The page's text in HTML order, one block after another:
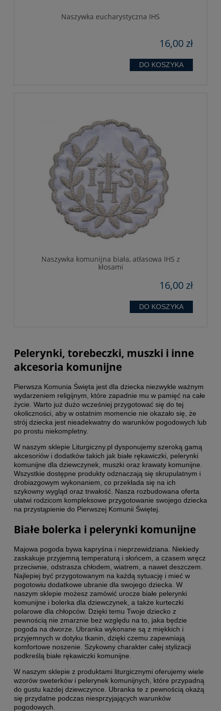
Naszywka eucharystyczna IHS
16,00 zł
DO KOSZYKA
Naszywka komunijna biała, atłasowa IHS z
kłosami
16,00 zł
DO KOSZYKA
Pelerynki, torebeczki, muszki i inne
akcesoria komunijne
Pierwsza Komunia Święta jest dla dziecka niezwykle ważnym
wydarzeniem religijnym, które zapadnie mu w pamięć na całe
życie. Warto już dużo wcześniej przygotować się do tej
okoliczności, aby w ostatnim momencie nie okazało się, że
strój dziecka jest nieadekwatny do warunków pogodowych lub
po prostu niekompletny.
W naszym sklepie Liturgiczny.pl dysponujemy szeroką gamą
akcesoriów i dodatków takich jak białe rękawiczki, pelerynki
komunijne dla dziewczynek, muszki oraz krawaty komunijne.
Wszystkie dostępne produkty odznaczają się skrupulatnym i
drobiazgowym wykonaniem, co przekłada się na ich
szykowny wygląd oraz trwałość. Nasza rozbudowana oferta
ułatwi rodzicom kompleksowe przygotowanie swojego dziecka
na przystąpienie do Pierwszej Komunii Świętej.
Białe bolerka i pelerynki komunijne
Majowa pogoda bywa kapryśna i nieprzewidziana. Niekiedy
zaskakuje przyjemną temperaturą i słońcem, a czasem wręcz
przeciwnie, odstrasza chłodem, wiatrem, a nawet deszczem.
Najlepiej być przygotowanym na każdą sytuację i mieć w
pogotowiu dodatkowe ubranie dla swojego dziecka. W
naszym sklepie możesz zamówić urocze białe pelerynki
komunijne i bolerka dla dziewczynek, a także kurteczki
polarowe dla chłopców. Dzięki temu Twoje dziecko z
pewnością nie zmarznie bez względu na to, jaka będzie
pogoda na dworze. Ubranka wykonane są z miękkich i
przyjemnych w dotyku tkanin, dzięki czemu zapewniają
komfortowe noszenie. Szykowny charakter całej stylizacji
podkreślą białe rękawiczki komunijne.
W naszym sklepie z produktami liturgicznymi oferujemy wiele
wzorów sweterków i pelerynek komunijnych, które przypadną
do gustu każdej dziewczynce. Ubranka te z pewnością okażą
się przydatne podczas niesprzyjających warunków
pogodowych.